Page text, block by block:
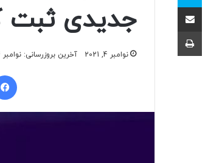
جدیدی ثبت
نوامبر 4, 2021 آخرین بروزرسانی: نوامبر 4, 2021